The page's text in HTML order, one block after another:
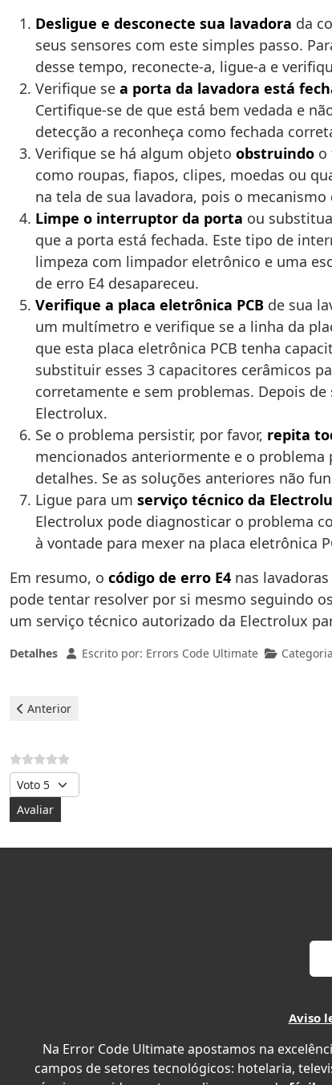
Desligue e desconecte sua lavadora da
seus sensores com este simples passo.
desse tempo, reconecte-a, ligue-a e
Verifique se a porta da lavadora está
Certifique-se de que está bem vedada e
detecção a reconheça como fechada
Verifique se há algum objeto obstruindo o
como roupas, fiapos, clipes, moedas ou
na tela de sua lavadora, pois o
Limpe o interruptor da porta ou
que a porta está fechada. Este tipo de
limpeza com limpador eletrônico e uma
de erro E4 desapareceu.
Verifique a placa eletrônica PCB de sua
um multímetro e verifique se a linha da
que esta placa eletrônica PCB tenha
substituir esses 3 capacitores cerâmicos
corretamente e sem problemas. Depois
Electrolux.
Se o problema persistir, por favor, repita
mencionados anteriormente e o problema
detalhes. Se as soluções anteriores não
Ligue para um serviço técnico da
Electrolux pode diagnosticar o problema
à vontade para mexer na placa eletrônica
Em resumo, o código de erro E4 nas
pode tentar resolver por si mesmo seguindo
um serviço técnico autorizado da Electrolux
Detalhes Escrito por: Errors Code Ultimate
Artigo anterior: Electrolux Máquina de lavar - erro E5
Anterior
Avalie, por favor
Aviso
Na Error Code Ultimate apostamos na
campos de setores tecnológicos: hotelaria,